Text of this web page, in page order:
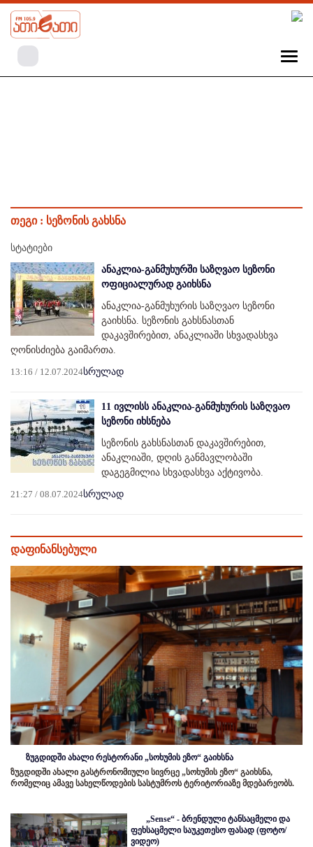
თეგი : სეზონის გახსნა
სტატიები
ანაკლია-განმუხურში საზღვაო სეზონი
ოფიციალურად გაიხსნა
ანაკლია-განმუხურის საზღვაო სეზონი
გაიხსნა. სეზონის გახსნასთან
დაკავშირებით, ანაკლიაში სხვადასხვა
ღონისძიება გაიმართა.
13:16 / 12.07.2024სრულად
11 ივლისს ანაკლია-განმუხურის საზღვაო
სეზონი იხსნება
სეზონის გახსნასთან დაკავშირებით,
ანაკლიაში, დღის განმავლობაში
დაგეგმილია სხვადასხვა აქტივობა.
21:27 / 08.07.2024სრულად
დაფინანსებული
ზუგდიდში ახალი რესტორანი „სოხუმის ეზო“ გაიხსნა
ზუგდიდში ახალი გასტრონომიული სივრცე „სოხუმის ეზო“ გაიხსნა,
რომელიც ამავე სახელწოდების სასტუმროს ტერიტორიაზე მდებარეობს.
„Sense“ - ბრენდული ტანსაცმელი და
ფეხსაცმელი საუკეთესო ფასად (ფოტო/
ვიდეო)